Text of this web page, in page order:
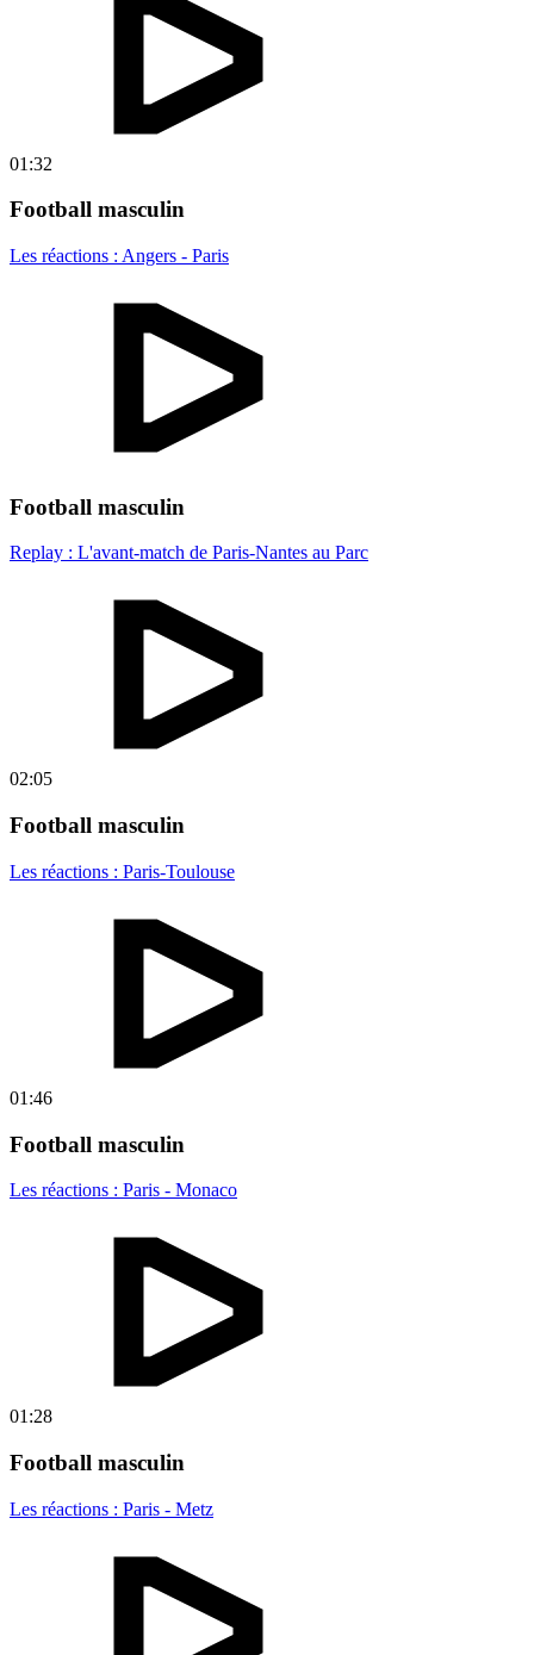
01:32
Football masculin
Les réactions : Angers - Paris
Football masculin
Replay : L'avant-match de Paris-Nantes au Parc
02:05
Football masculin
Les réactions : Paris-Toulouse
01:46
Football masculin
Les réactions : Paris - Monaco
01:28
Football masculin
Les réactions : Paris - Metz